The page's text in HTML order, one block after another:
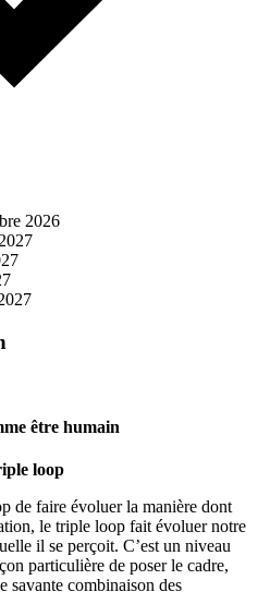
2026
être humain
loop
de faire évoluer la manière dont
le triple loop fait évoluer notre
il se perçoit. C’est un niveau
particulière de poser le cadre,
savante combinaison des